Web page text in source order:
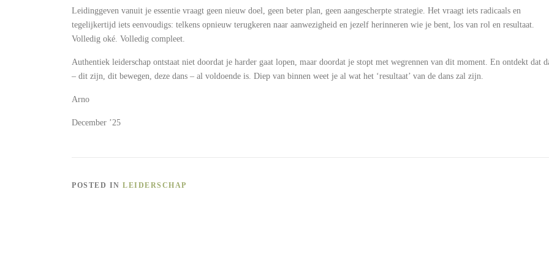
Leidinggeven vanuit je essentie vraagt geen nieuw doel, geen beter plan, geen aangescherpte strategie. Het vraagt iets radicaals en
tegelijkertijd iets eenvoudigs: telkens opnieuw terugkeren naar aanwezigheid en jezelf herinneren wie je bent, los van rol en resultaat.
Volledig oké. Volledig compleet.
Authentiek leiderschap ontstaat niet doordat je harder gaat lopen, maar doordat je stopt met wegrennen van dit moment. En ontdekt dat
– dit zijn, dit bewegen, deze dans – al voldoende is. Diep van binnen weet je al wat het ‘resultaat’ van de dans zal zijn.
Arno
December ’25
POSTED IN LEIDERSCHAP